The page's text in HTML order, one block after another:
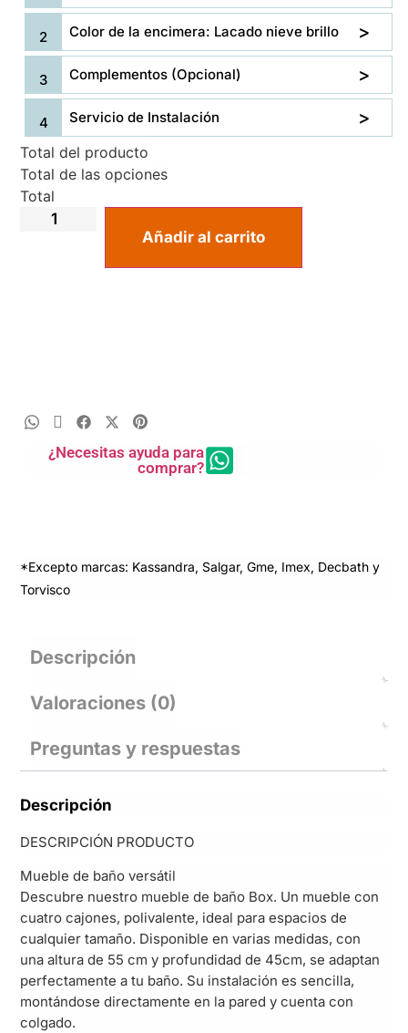
Color de la encimera: Lacado nieve brillo
Complementos (Opcional)
Servicio de Instalación
Total del producto
Total de las opciones
Total
Añadir al carrito
¿Necesitas ayuda para
comprar?
*Excepto marcas: Kassandra, Salgar, Gme, Imex, Decbath y
Torvisco
Descripción
Valoraciones (0)
Preguntas y respuestas
Descripción
DESCRIPCIÓN PRODUCTO
Mueble de baño versátil
Descubre nuestro mueble de baño Box. Un mueble con
cuatro cajones, polivalente, ideal para espacios de
cualquier tamaño. Disponible en varias medidas, con
una altura de 55 cm y profundidad de 45cm, se adaptan
perfectamente a tu baño. Su instalación es sencilla,
montándose directamente en la pared y cuenta con
colgado.